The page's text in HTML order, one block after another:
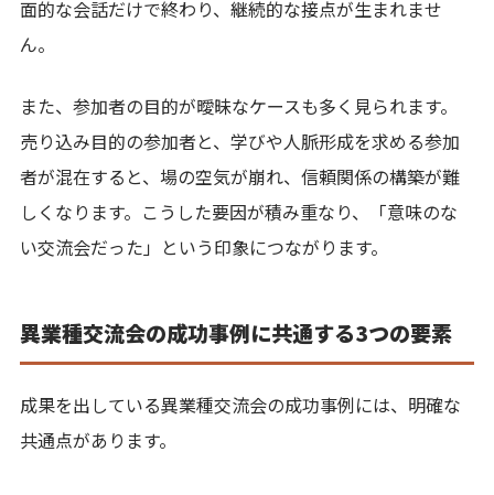
面的な会話だけで終わり、継続的な接点が生まれませ
ん。
また、参加者の目的が曖昧なケースも多く見られます。
売り込み目的の参加者と、学びや人脈形成を求める参加
者が混在すると、場の空気が崩れ、信頼関係の構築が難
しくなります。こうした要因が積み重なり、「意味のな
い交流会だった」という印象につながります。
異業種交流会の成功事例に共通する3つの要素
成果を出している異業種交流会の成功事例には、明確な
共通点があります。